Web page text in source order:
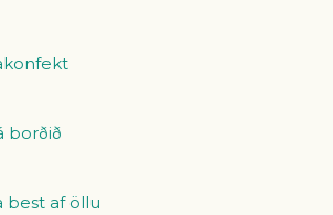
borðið
best af öllu